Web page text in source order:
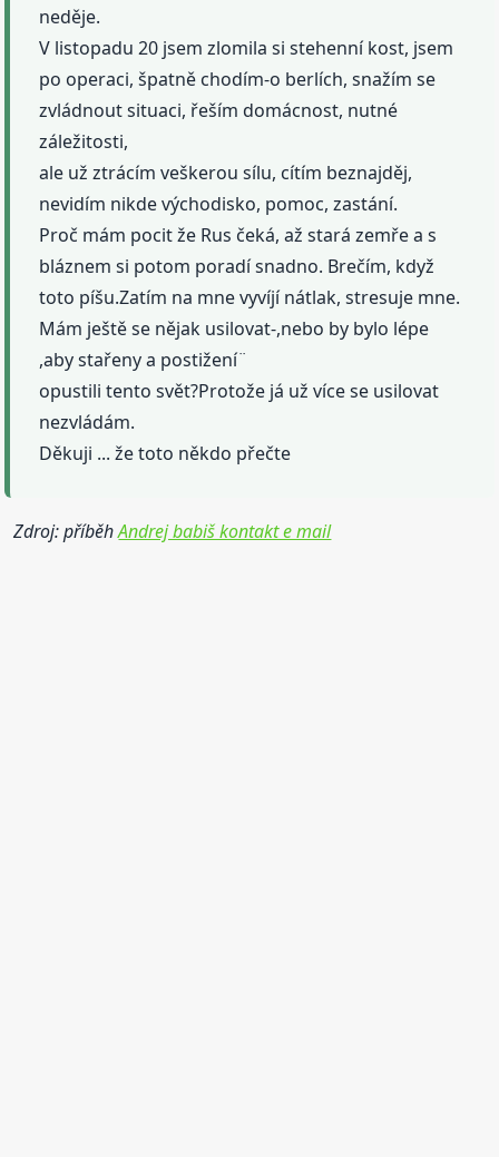
neděje.
V listopadu 20 jsem zlomila si stehenní kost, jsem
po operaci, špatně chodím-o berlích, snažím se
zvládnout situaci, řeším domácnost, nutné
záležitosti,
ale už ztrácím veškerou sílu, cítím beznajděj,
nevidím nikde východisko, pomoc, zastání.
Proč mám pocit že Rus čeká, až stará zemře a s
bláznem si potom poradí snadno. Brečím, když
toto píšu.Zatím na mne vyvíjí nátlak, stresuje mne.
Mám ještě se nějak usilovat-,nebo by bylo lépe
,aby stařeny a postižení¨
opustili tento svět?Protože já už více se usilovat
nezvládám.
Děkuji ... že toto někdo přečte
Zdroj: příběhAndrej babiš kontakt e mail